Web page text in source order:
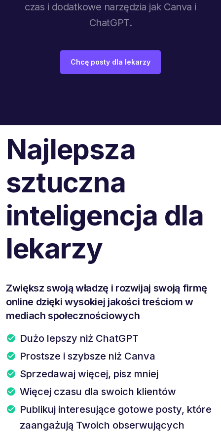
czas i dodatkowe narzędzia jak Canva i
ChatGPT.
Chcę posty dla lekarzy
Najlepsza
sztuczna
inteligencja dla
lekarzy
Zwiększ swoją władzę i rozwijaj swoją firmę
online dzięki wysokiej jakości treściom w
mediach społecznościowych
Dużo lepszy niż ChatGPT
Prostsze i szybsze niż Canva
Sprzedawaj więcej, pisz mniej
Więcej czasu dla swoich klientów
Publikuj interesujące gotowe posty, które
zaangażują Twoich obserwujących